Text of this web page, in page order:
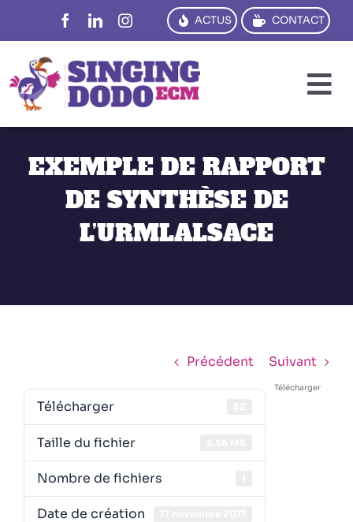
contenu
ACTUS CONTACT
CRÉER
EXEMPLE DE RAPPORT
DE SYNTHÈSE DE
L’URMLALSACE
Précédent Suivant
Télécharger
Télécharger
Taille du fichier
Nombre de fichiers
Date de création